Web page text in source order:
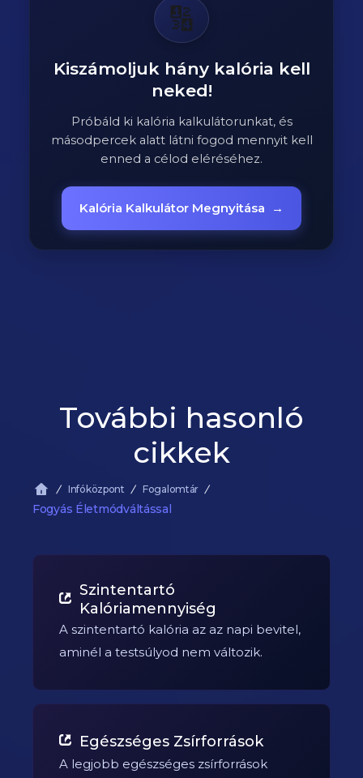
🔢
Kiszámoljuk hány kalória kell
neked!
Próbáld ki kalória kalkulátorunkat, és
másodpercek alatt látni fogod mennyit kell
enned a célod eléréséhez.
Kalória Kalkulátor Megnyitása →
További hasonló
cikkek
Infóközpont Fogalomtár
Fogyás Életmódváltással
Szintentartó
Kalóriamennyiség
A szintentartó kalória az az napi bevitel,
aminél a testsúlyod nem változik.
Egészséges Zsírforrások
A legjobb egészséges zsírforrások